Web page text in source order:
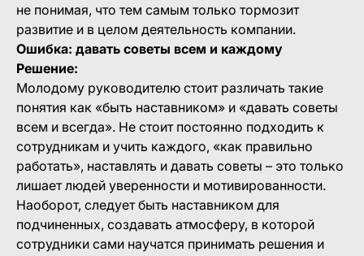
не понимая, что тем самым только тормозит
развитие и в целом деятельность компании.
Ошибка: давать советы всем и каждому
Решение:
Молодому руководителю стоит различать такие
понятия как «быть наставником» и «давать советы
всем и всегда». Не стоит постоянно подходить к
сотрудникам и учить каждого, «как правильно
работать», наставлять и давать советы – это только
лишает людей уверенности и мотивированности.
Наоборот, следует быть наставником для
подчиненных, создавать атмосферу, в которой
сотрудники сами научатся принимать решения и